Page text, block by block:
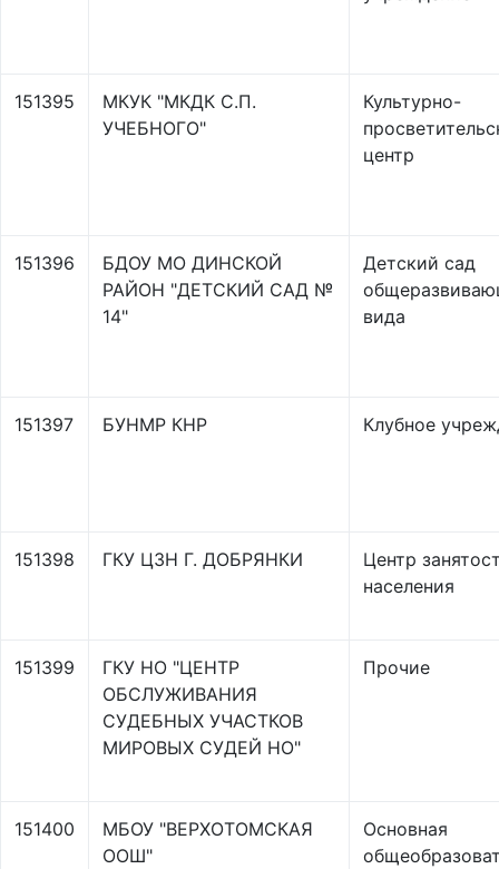
151395
МКУК "МКДК С.П.
УЧЕБНОГО"
Культурно-
центр
151396
БДОУ МО ДИНСКОЙ
РАЙОН "ДЕТСКИЙ САД №
14"
Детский сад
вида
151397 БУНМР КНР Клубное
151398 ГКУ ЦЗН Г. ДОБРЯНКИ
Центр
населения
151399
ГКУ НО "ЦЕНТР
ОБСЛУЖИВАНИЯ
СУДЕБНЫХ УЧАСТКОВ
МИРОВЫХ СУДЕЙ НО"
Прочие
151400
МБОУ "ВЕРХОТОМСКАЯ
ООШ"
Основная